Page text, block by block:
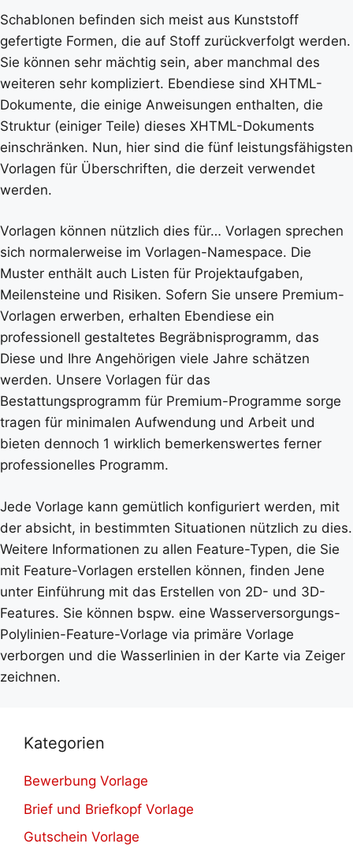
Schablonen befinden sich meist aus Kunststoff
gefertigte Formen, die auf Stoff zurückverfolgt werden.
Sie können sehr mächtig sein, aber manchmal des
weiteren sehr kompliziert. Ebendiese sind XHTML-
Dokumente, die einige Anweisungen enthalten, die
Struktur (einiger Teile) dieses XHTML-Dokuments
einschränken. Nun, hier sind die fünf leistungsfähigsten
Vorlagen für Überschriften, die derzeit verwendet
werden.
Vorlagen können nützlich dies für… Vorlagen sprechen
sich normalerweise im Vorlagen-Namespace. Die
Muster enthält auch Listen für Projektaufgaben,
Meilensteine und Risiken. Sofern Sie unsere Premium-
Vorlagen erwerben, erhalten Ebendiese ein
professionell gestaltetes Begräbnisprogramm, das
Diese und Ihre Angehörigen viele Jahre schätzen
werden. Unsere Vorlagen für das
Bestattungsprogramm für Premium-Programme sorge
tragen für minimalen Aufwendung und Arbeit und
bieten dennoch 1 wirklich bemerkenswertes ferner
professionelles Programm.
Jede Vorlage kann gemütlich konfiguriert werden, mit
der absicht, in bestimmten Situationen nützlich zu dies.
Weitere Informationen zu allen Feature-Typen, die Sie
mit Feature-Vorlagen erstellen können, finden Jene
unter Einführung mit das Erstellen von 2D- und 3D-
Features. Sie können bspw. eine Wasserversorgungs-
Polylinien-Feature-Vorlage via primäre Vorlage
verborgen und die Wasserlinien in der Karte via Zeiger
zeichnen.
Kategorien
Bewerbung Vorlage
Brief und Briefkopf Vorlage
Gutschein Vorlage